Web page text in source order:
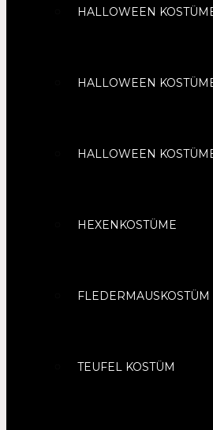
HALLOWEEN
HALLOWEEN
HALLOWEEN
HEXENKOSTÜME
FLEDERMAUSKOSTÜM
TEUFEL KOSTÜM